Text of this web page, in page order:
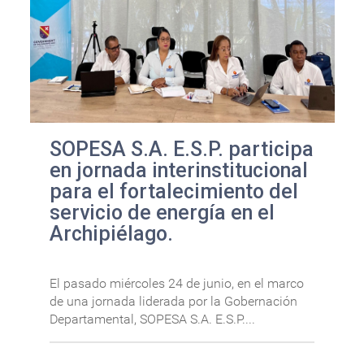
SOPESA S.A. E.S.P. participa
en jornada interinstitucional
para el fortalecimiento del
servicio de energía en el
Archipiélago.
El pasado miércoles 24 de junio, en el marco
de una jornada liderada por la Gobernación
Departamental, SOPESA S.A. E.S.P....